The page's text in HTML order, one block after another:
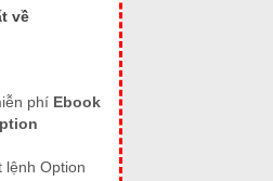
về
phí Ebook